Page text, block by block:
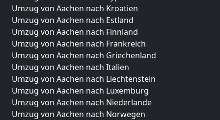
Umzug von Aachen nach Kroatien
Umzug von Aachen nach Estland
Umzug von Aachen nach Finnland
Umzug von Aachen nach Frankreich
Umzug von Aachen nach Griechenland
Umzug von Aachen nach Italien
Umzug von Aachen nach Liechtenstein
Umzug von Aachen nach Luxemburg
Umzug von Aachen nach Niederlande
Umzug von Aachen nach Norwegen